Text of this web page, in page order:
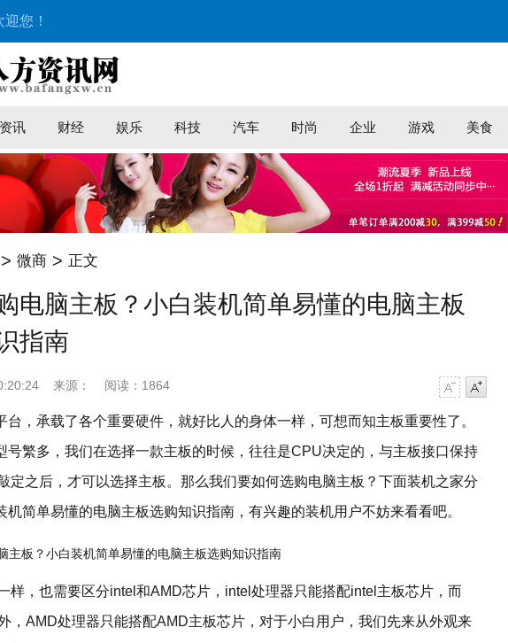
您！
资讯 财经 娱乐 科技 汽车 时尚 企业 游戏 美食
> 微商 > 正文
电脑主板？小白装机简单易懂的电脑主板
指南
来源： 阅读：1864
台，承载了各个重要硬件，就好比人的身体一样，可想而知主板重要性了。
号繁多，我们在选择一款主板的时候，往往是CPU决定的，与主板接口保持
定之后，才可以选择主板。那么我们要如何选购电脑主板？下面装机之家分
机简单易懂的电脑主板选购知识指南，有兴趣的装机用户不妨来看看吧。
样，也需要区分intel和AMD芯片，intel处理器只能搭配intel主板芯片，而
，AMD处理器只能搭配AMD主板芯片，对于小白用户，我们先来从外观来